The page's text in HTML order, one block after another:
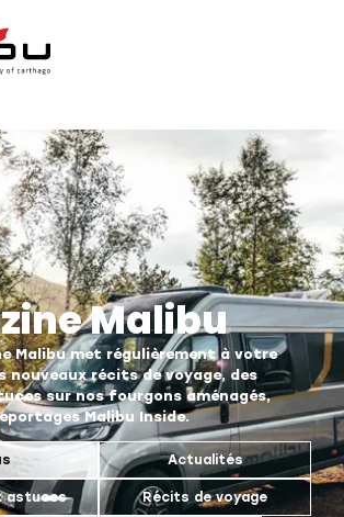
Malibu
Malibu met régulièrement à votre
nouveaux récits de voyage, des
sur nos fourgons aménagés,
Malibu Inside.
Actualités
astuces Récits de voyage